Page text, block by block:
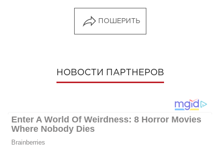
ПОШЕРИТЬ
НОВОСТИ ПАРТНЕРОВ